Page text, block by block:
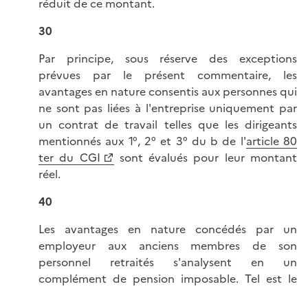
réduit de ce montant.
30
Par principe, sous réserve des exceptions
prévues par le présent commentaire, les
avantages en nature consentis aux personnes qui
ne sont pas liées à l'entreprise uniquement par
un contrat de travail telles que les dirigeants
mentionnés aux 1°, 2° et 3° du b de l'article 80
ter du CGI
sont évalués pour leur montant
réel.
40
Les avantages en nature concédés par un
employeur aux anciens membres de son
personnel retraités s'analysent en un
complément de pension imposable. Tel est le